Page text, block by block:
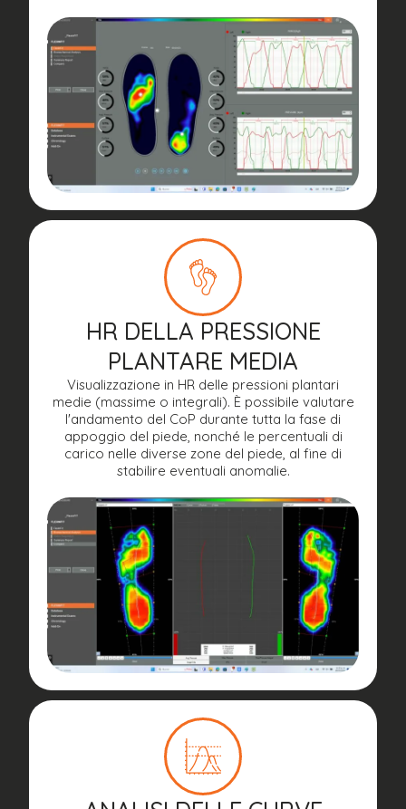
HR DELLA PRESSIONE
PLANTARE MEDIA
Visualizzazione in HR delle pressioni plantari
medie (massime o integrali). È possibile valutare
l'andamento del CoP durante tutta la fase di
appoggio del piede, nonché le percentuali di
carico nelle diverse zone del piede, al fine di
stabilire eventuali anomalie.